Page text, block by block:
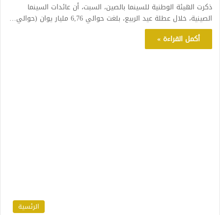
ذكرت الهيئة الوطنية للسينما بالصين، السبت، أن عائدات السينما
الصينية، خلال عطلة عيد الربيع، بلغت حوالي 6,76 مليار يوان (حوالي…
أكمل القراءة »
الرئسية